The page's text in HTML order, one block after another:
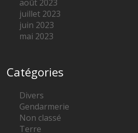
août 2023
juillet 2023
juin 2023
mai 2023
Catégories
Divers
Gendarmerie
Non classé
Terre